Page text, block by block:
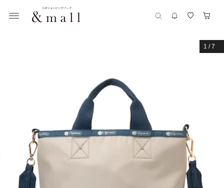
1 /7